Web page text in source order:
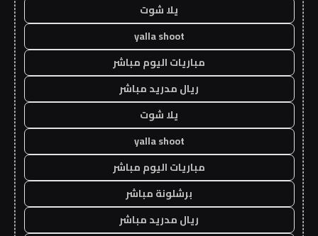
يلا شوت
yalla shoot
مباريات اليوم مباشر
ريال مدريد مباشر
يلا شوت
yalla shoot
مباريات اليوم مباشر
برشلونة مباشر
ريال مدريد مباشر